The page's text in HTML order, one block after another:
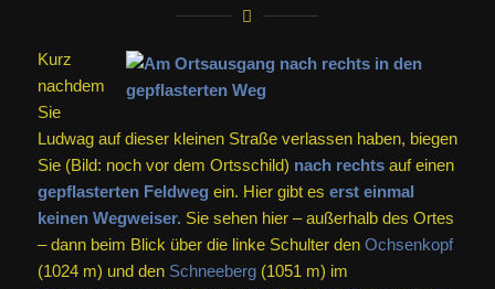
Kurz
nachdem
Sie
Ludwag auf dieser kleinen Straße verlassen haben, biegen
Sie (Bild: noch vor dem Ortsschild) nach rechtsauf einen
gepflasterten Feldweg ein. Hier gibt es erst einmal
keinen Wegweiser. Sie sehen hier – außerhalb des Ortes
– dann beim Blick über die linke Schulter den Ochsenkopf
(1024 m) und den Schneeberg(1051 m) im